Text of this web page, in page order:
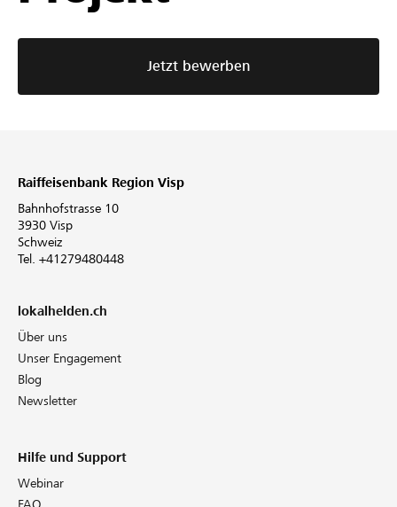
Jetzt bewerben
Raiffeisenbank Region Visp
Bahnhofstrasse 10
3930 Visp
Schweiz
Tel. +41279480448
lokalhelden.ch
Über uns
Unser Engagement
Blog
Newsletter
Hilfe und Support
Webinar
FAQ